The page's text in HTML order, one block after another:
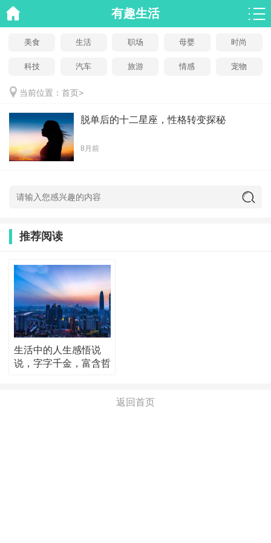
有趣生活
美食 生活 职场 母婴 时尚
科技 汽车 旅游 情感 宠物
当前位置： 首页>
脱单后的十二星座，性格转变探秘
8月前
推荐阅读
生活中的人生感悟说
说，字字千金，富含哲
返回首页